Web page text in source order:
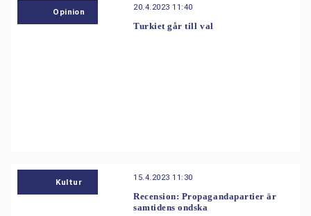
Opinion 20.4.2023 11:40
Turkiet går till val
Kultur 15.4.2023 11:30
Recension: Propagandapartier är
samtidens ondska